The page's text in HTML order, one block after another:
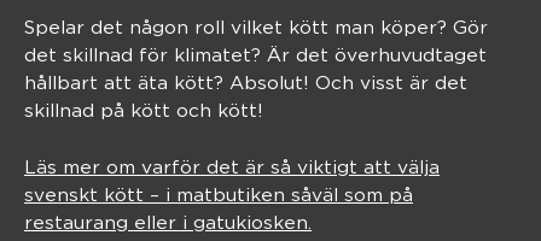
Spelar det någon roll vilket kött man köper? Gör
det skillnad för klimatet? Är det överhuvudtaget
hållbart att äta kött? Absolut! Och visst är det
skillnad på kött och kött!
Läs mer om varför det är så viktigt att välja
svenskt kött – i matbutiken såväl som på
restaurang eller i gatukiosken.